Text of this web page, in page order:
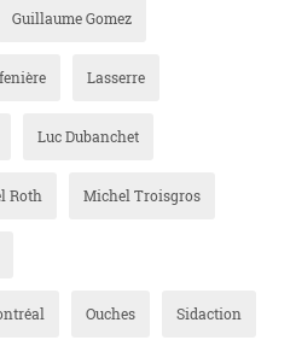
Guillaume Gomez
Lasserre
Luc Dubanchet
Roth Michel Troisgros
Ouches Sidaction